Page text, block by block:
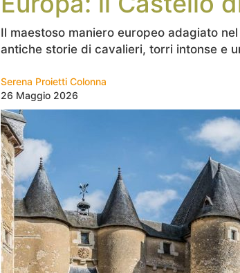
Il maestoso maniero europeo adagiato
antiche storie di cavalieri, torri intonse e
Serena Proietti Colonna
26 Maggio 2026